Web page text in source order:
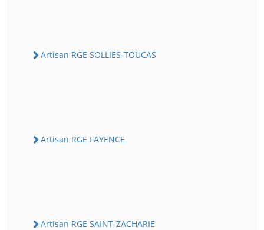
Artisan RGE SOLLIES-TOUCAS
Artisan RGE FAYENCE
Artisan RGE SAINT-ZACHARIE